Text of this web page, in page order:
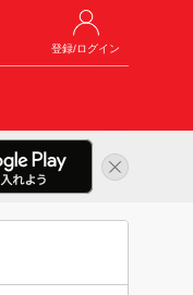
登録/ログイン